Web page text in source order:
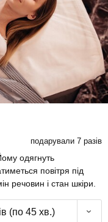
подарували 7 разів
одягнуть
повітря під
речовин і стан шкіри.
(по 45 хв.)